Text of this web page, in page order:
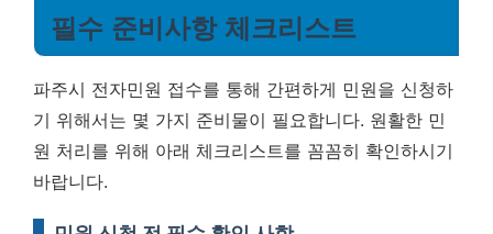
필수 준비사항 체크리스트
파주시 전자민원 접수를 통해 간편하게 민원을 신청하
기 위해서는 몇 가지 준비물이 필요합니다. 원활한 민
원 처리를 위해 아래 체크리스트를 꼼꼼히 확인하시기
바랍니다.